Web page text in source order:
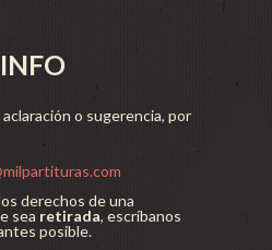
o sugerencia, por
derechos de una
sea retirada, escríbanos
posible.